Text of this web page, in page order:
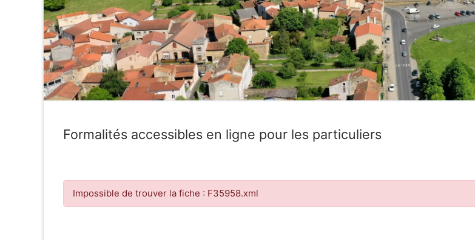
Formalités accessibles en ligne pour les particuliers
Impossible de trouver la fiche : F35958.xml